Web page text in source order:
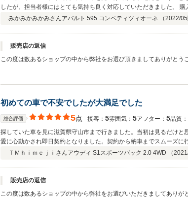
したが、担当者様にはとても気持ち良く対応していただきました。
と、雰囲
みかみかみかみさんアバルト 595 コンペティツィオーネ （2022/05
販売店の返信
この度は数あるショップの中から弊社をお選び頂きましてありがと
初めての車で不安でしたが大満足でした
総合評価 5点 接客： 5雰囲気： 5アフター： 5品質：
探していた車を見に滋賀県守山市まで行きました。当初は見るだけ
愛に心動かされ即日契約となりました。契約から納車までスムーズ
カスタムやチューニング等をすることがありましたら是非、相談した
ＴＭｈｉｍｅｊｉさんアウディ S1スポーツバック 2.0 4WD （
販売店の返信
この度は数あるショップの中から弊社をお選びいただきましてあり